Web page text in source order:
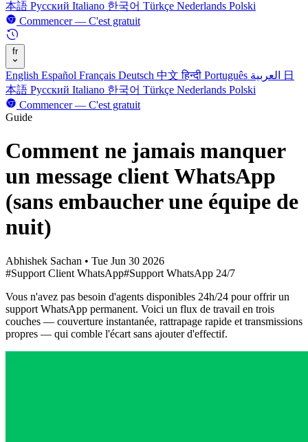
本語 Русский Italiano 한국어 Türkçe Nederlands Polski
Commencer — C'est gratuit
fr
English Español Français Deutsch 中文हिन्दी Português
日
本語 Русский Italiano 한국어 Türkçe Nederlands Polski
Commencer — C'est gratuit
Guide
Comment ne jamais manquer
un message client WhatsApp
(sans embaucher une équipe de
nuit)
Abhishek Sachan • Tue Jun 30 2026
#Support Client WhatsApp#Support WhatsApp 24/7
Vous n'avez pas besoin d'agents disponibles 24h/24 pour offrir un
support WhatsApp permanent. Voici un flux de travail en trois
couches — couverture instantanée, rattrapage rapide et transmissions
propres — qui comble l'écart sans ajouter d'effectif.